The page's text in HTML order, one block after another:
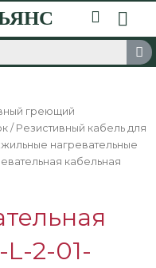
греющий
/ Резистивный кабель для
нагревательные
кабельная
L-2-01-